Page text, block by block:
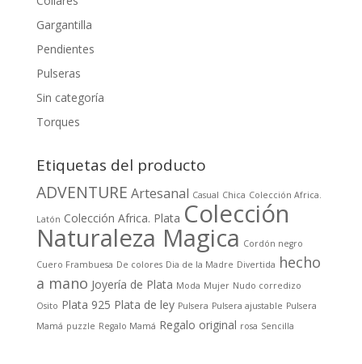
Gargantilla
Pendientes
Pulseras
Sin categoría
Torques
Etiquetas del producto
ADVENTURE Artesanal Casual Chica Colección Africa.
Latón Colección Africa. Plata Colección
Naturaleza Magica Cordón negro
Cuero Frambuesa De colores Dia de la Madre Divertida hecho
a mano Joyería de Plata Moda Mujer Nudo corredizo
Osito Plata 925 Plata de ley Pulsera Pulsera ajustable Pulsera
Mamá puzzle Regalo Mamá Regalo original rosa Sencilla